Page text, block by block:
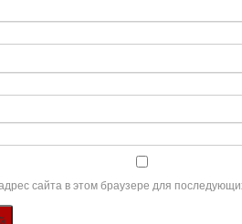
сайта в этом браузере для